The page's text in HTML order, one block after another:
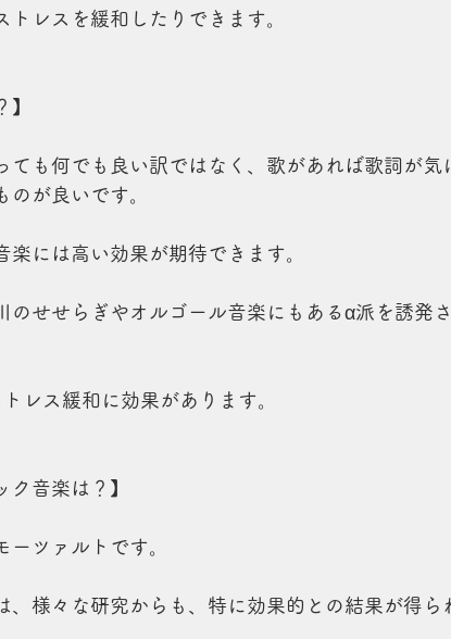
トレスを緩和したりできます。
】
ても何でも良い訳ではなく、歌があれば歌詞が気
のが良いです。
楽には高い効果が期待できます。
のせせらぎやオルゴール音楽にもあるα派を誘発
レス緩和に効果があります。
ク音楽は？】
ーツァルトです。
、様々な研究からも、特に効果的との結果が得ら